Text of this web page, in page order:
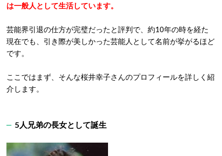
は一般人として生活しています。
芸能界引退の仕方が完璧だったと評判で、約10年の時を経た
現在でも、引き際が美しかった芸能人として名前が挙がるほど
です。
ここではまず、そんな桜井幸子さんのプロフィールを詳しく紹
介します。
5人兄弟の長女として誕生